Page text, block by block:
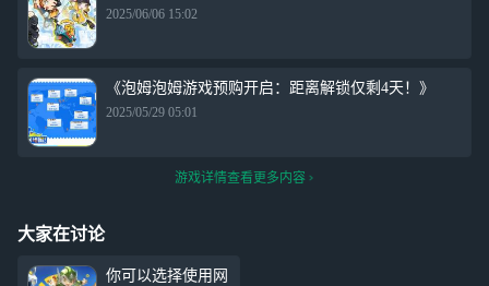
2025/06/06 15:02
《泡姆泡姆游戏预购开启：距离解锁仅剩4天！》
2025/05/29 05:01
游戏详情查看更多内容
大家在讨论
你可以选择使用网